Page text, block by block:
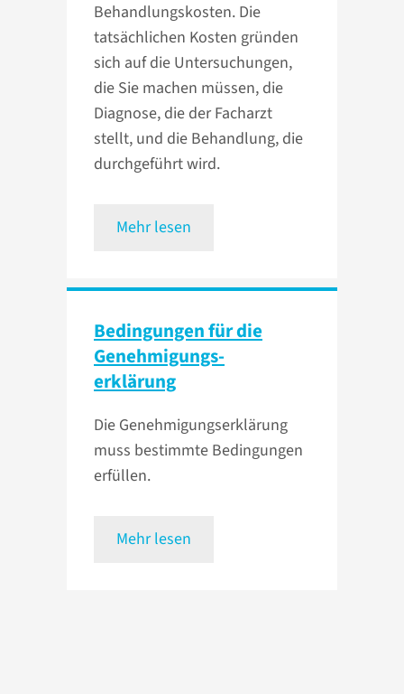
Behandlungskosten. Die
tatsächlichen Kosten gründen
sich auf die Untersuchungen,
die Sie machen müssen, die
Diagnose, die der Facharzt
stellt, und die Behandlung, die
durchgeführt wird.
Mehr lesen
Bedingungen für die
Genehmigungs­
erklärung
Die Genehmigungserklärung
muss bestimmte Bedingungen
erfüllen.
Mehr lesen